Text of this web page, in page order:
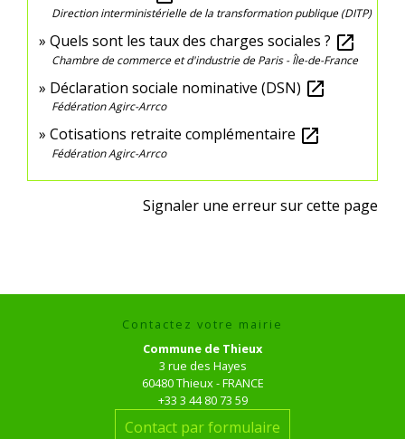
Direction interministérielle de la transformation publique (DITP)
Quels sont les taux des charges sociales ? open_in_new
Chambre de commerce et d'industrie de Paris - Île-de-France
Déclaration sociale nominative (DSN) open_in_new
Fédération Agirc-Arrco
Cotisations retraite complémentaire open_in_new
Fédération Agirc-Arrco
Signaler une erreur sur cette page
Contactez votre mairie
Commune de Thieux
3 rue des Hayes
60480 Thieux - FRANCE
+33 3 44 80 73 59
Contact par formulaire